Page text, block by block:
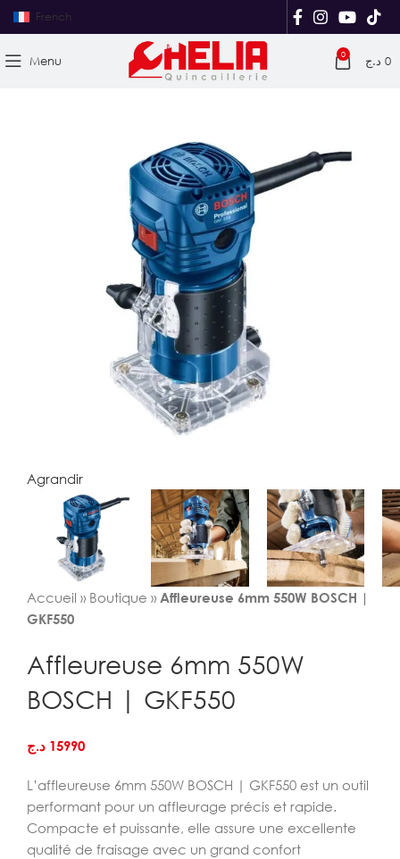
French
Menu 0 0 د.ج
Agrandir
Accueil » Boutique » Affleureuse 6mm 550W BOSCH |
GKF550
Affleureuse 6mm 550W
BOSCH | GKF550
15990 د.ج
L’affleureuse 6mm 550W BOSCH | GKF550 est un outil
performant pour un affleurage précis et rapide.
Compacte et puissante, elle assure une excellente
qualité de fraisage avec un grand confort